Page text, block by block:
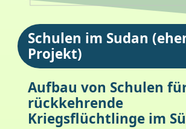
Schulen im Sudan
Projekt)
Aufbau von Schulen
rückkehrende
Kriegsflüchtlinge im